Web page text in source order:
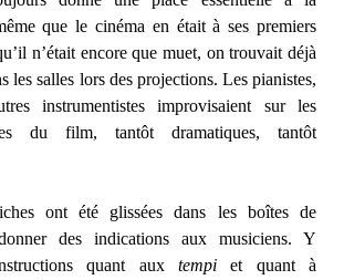
que le cinéma en était à ses premiers
n’était encore que muet, on trouvait déjà
les salles lors des projections. Les pianistes,
instrumentistes improvisaient sur les
du film, tantôt dramatiques, tantôt
ont été glissées dans les boîtes de
des indications aux musiciens. Y
quant aux tempiet quant à